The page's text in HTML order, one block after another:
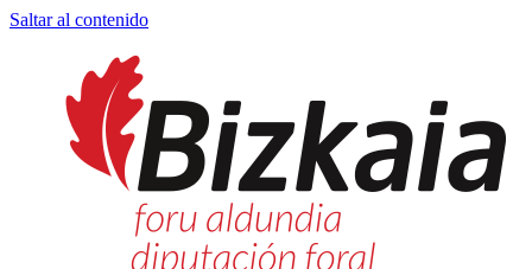
Saltar al contenido